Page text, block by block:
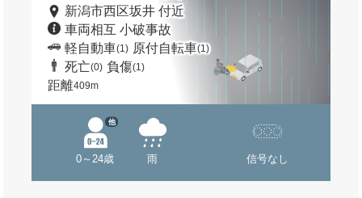
新潟市西区坂井 付近
車両相互 小破事故
軽自動車(1) 原付自転車(1)
死亡(0) 負傷(1)
距離409m
0～24歳
他
雨 信号なし